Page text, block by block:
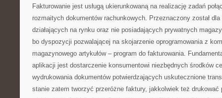
Fakturowanie jest usługą ukierunkowaną na realizację zadań
rozmaitych dokumentów rachunkowych. Przeznaczony został
działających na rynku oraz nie posiadających prywatnych
bo dyspozycji pozwalającej na skojarzenie oprogramowania z
magazynowego artykułów – program do fakturowania.
aplikacji jest dostarczenie konsumentowi niezbędnych środków
wydrukowania dokumentów potwierdzających uskutecznione
stanie zatem tworzyć przeróżne faktury, jakkolwiek też drukować